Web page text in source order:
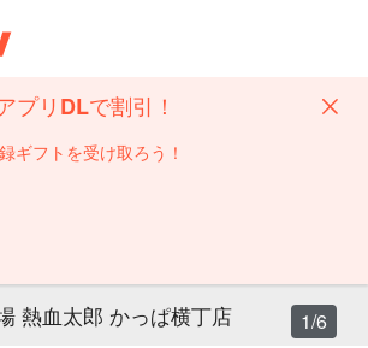
プリDLで割引！
ギフトを受け取ろう！
熱血太郎 かっぱ横丁店 1/6